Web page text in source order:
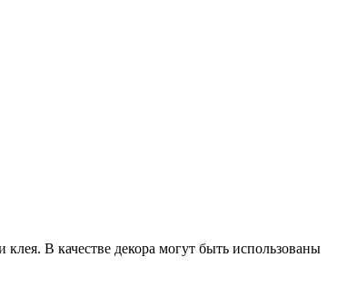
В качестве декора могут быть использованы